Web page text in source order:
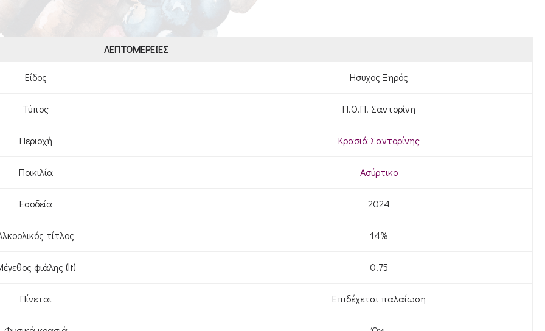
ΛΕΠΤΟΜΈΡΕΙΕΣ
Είδος Ησυχος Ξηρός
Τύπος Π.Ο.Π. Σαντορίνη
Περιοχή Κρασιά Σαντορίνης
Ποικιλία Ασύρτικο
Εσοδεία 2024
τίτλος 14%
φιάλης (lt) 0.75
Πίνεται Επιδέχεται παλαίωση